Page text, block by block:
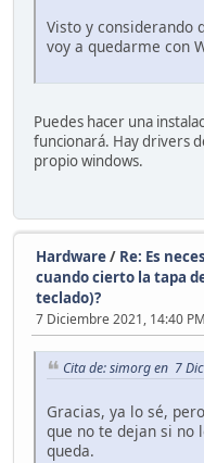
Visto y considerando
voy a quedarme con
Puedes hacer una
funcionará. Hay drivers
propio windows.
Hardware/ Re: Es
cuando cierto la tapa
teclado)?
7 Diciembre 2021, 14:40 PM
Cita de: simorg en 7
Gracias, ya lo sé,
que no te dejan si no
queda.